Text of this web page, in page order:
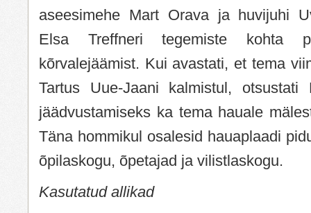
aseesimehe Mart Orava ja huvijuhi
Elsa Treffneri tegemiste kohta
kõrvalejäämist. Kui avastati, et tema
Tartus Uue-Jaani kalmistul, otsustati
jäädvustamiseks ka tema hauale
Täna hommikul osalesid hauaplaadi
õpilaskogu, õpetajad ja vilistlaskogu.
Kasutatud allikad